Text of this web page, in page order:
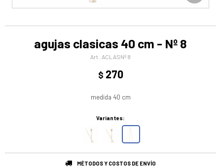
agujas clasicas 40 cm - Nº 8
ACLASNº 8
$ 270
medida 40 cm
Variantes:
MÉTODOS Y COSTOS DE ENVÍO